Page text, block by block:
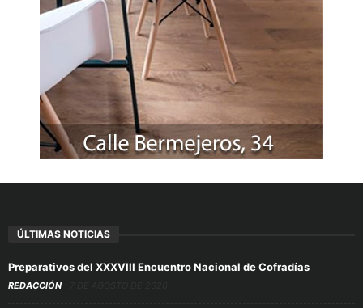
ÚLTIMAS NOTICIAS
Preparativos del XXXVIII Encuentro Nacional de Cofradías
REDACCIÓN